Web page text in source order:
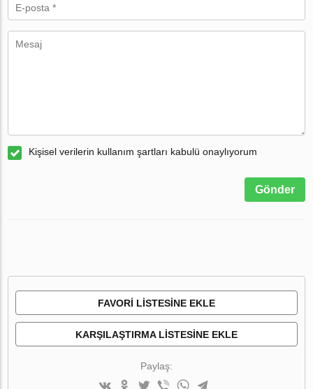
Kişisel verilerin kullanım şartları kabulü onaylıyorum
Gönder
FAVORI LISTESINE EKLE
KARŞILAŞTIRMA LISTESINE EKLE
Paylaş: